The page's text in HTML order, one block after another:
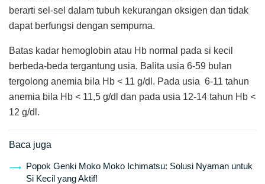
berarti sel-sel dalam tubuh kekurangan oksigen dan tidak
dapat berfungsi dengan sempurna.
Batas kadar hemoglobin atau Hb normal pada si kecil
berbeda-beda tergantung usia. Balita usia 6-59 bulan
tergolong anemia bila Hb < 11 g/dl. Pada usia 6-11 tahun
anemia bila Hb < 11,5 g/dl dan pada usia 12-14 tahun Hb <
12 g/dl.
Baca juga
Popok Genki Moko Moko Ichimatsu: Solusi Nyaman untuk
Si Kecil yang Aktif!